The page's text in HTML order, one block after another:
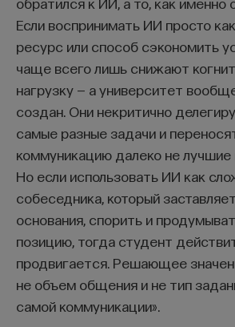
Если воспринимать ИИ просто
ресурс или способ сэкономить
чаще всего лишь снижают
нагрузку — а университет
создан. Они некритично
самые разные задачи и
коммуникацию далеко не лучшие
Но если использовать ИИ как
собеседника, который
основания, спорить и
позицию, тогда студент
продвигается. Решающее
не объем общения и не тип
самой коммуникации».